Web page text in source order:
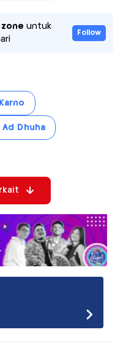
untuk
Follow
Ad Dhuha